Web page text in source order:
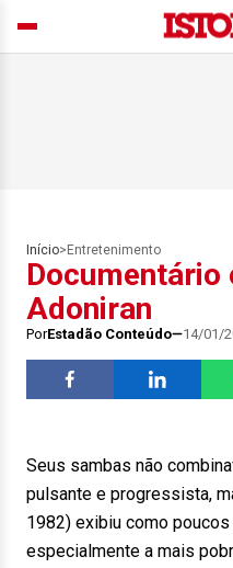
Início> Entretenimento
Documentário
Adoniran
PorEstadão Conteúdo 14/01/
Seus sambas não
pulsante e progressista,
1982) exibiu como
especialmente a mais